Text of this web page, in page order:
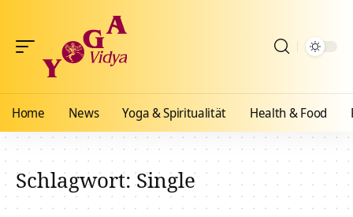
Home News Yoga & Spiritualität Health & Food
Schlagwort:Single